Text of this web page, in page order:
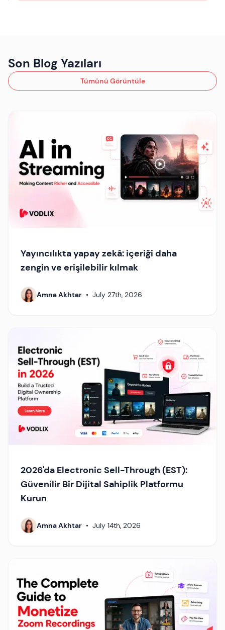
Son Blog Yazıları
Tümünü Görüntüle
Yayıncılıkta yapay zekâ: içeriği daha
zengin ve erişilebilir kılmak
Amna Akhtar • July 27th, 2026
2026'da Electronic Sell-Through (EST):
Güvenilir Bir Dijital Sahiplik Platformu
Kurun
Amna Akhtar • July 14th, 2026